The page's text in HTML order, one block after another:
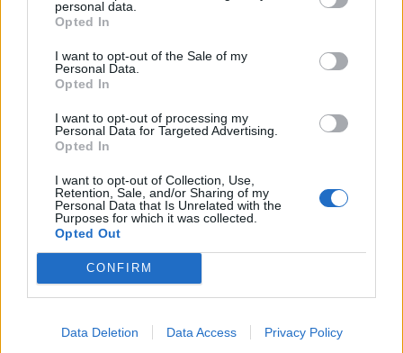
personal data.
Opted In
I want to opt-out of the Sale of my
Personal Data.
Opted In
I want to opt-out of processing my
Personal Data for Targeted Advertising.
Opted In
I want to opt-out of Collection, Use,
Retention, Sale, and/or Sharing of my
Personal Data that Is Unrelated with the
Purposes for which it was collected.
Opted Out
CONFIRM
Data Deletion Data Access Privacy Policy
Nagy a bizonytalanság Több szempontból is különleges a
után ugyanis ismét parlamenti választás után indul meg a
büdzsé kialakítása, de ami talán még ennél is fontosabb:
tényezőből fakad: Jelenleg eleve kérdéses, hogy hogyan
teljesül a 2022-es költségvetés...
KEDVES OLVASÓNK!
A keresett cikk a portfolio.hu hírarchívumához
tartozik, melynek olvasása előfizetéses
regisztrációhoz kötött.
Portfolio.hu teljes cikkarchívum